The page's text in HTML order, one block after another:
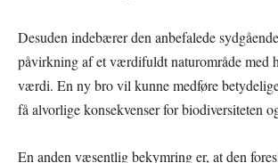
Desuden indebærer den anbefalede
påvirkning af et værdifuldt naturområde med
værdi. En ny bro vil kunne medføre
få alvorlige konsekvenser for biodiversiteten
En anden væsentlig bekymring er, at den